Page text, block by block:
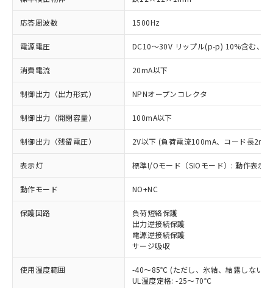
応答周波数 1500Hz
電源電圧 DC10～30V リップル(p-p) 10%含む、
消費電流 20mA以下
制御出力（出力形式） NPNオープンコレクタ
制御出力（開閉容量） 100mA以下
制御出力（残留電圧） 2V以下 (負荷電流100mA、コード長2m
表示灯 標準I/Oモード（SIOモード）: 動作表示
動作モード NO+NC
保護回路
負荷短絡保護
出力逆接続保護
電源逆接続保護
サージ吸収
使用温度範囲
-40～85℃ (ただし、氷結、結露しないこ
UL温度定格: -25～70℃
対応済み：EU RoHS指令（10物質）の
非含有に対応した製品が提供可能な商品で